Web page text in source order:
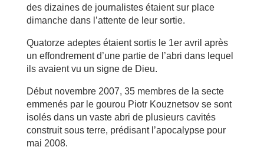
des dizaines de journalistes étaient sur place
dimanche dans l’attente de leur sortie.
Quatorze adeptes étaient sortis le 1er avril après
un effondrement d’une partie de l’abri dans lequel
ils avaient vu un signe de Dieu.
Début novembre 2007, 35 membres de la secte
emmenés par le gourou Piotr Kouznetsov se sont
isolés dans un vaste abri de plusieurs cavités
construit sous terre, prédisant l’apocalypse pour
mai 2008.